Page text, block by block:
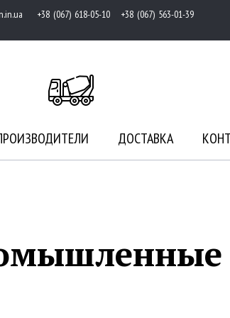
+38 (067) 618-05-10 +38 (067) 563-01-39
ДОСТАВКА